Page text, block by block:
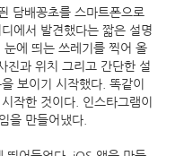
담배꽁초를 스마트폰으로
에서 발견했다는 짧은 설명
에 띄는 쓰레기를 찍어 올
진과 위치 그리고 간단한 설
보이기 시작했다. 똑같이
작한 것이다. 인스타그램이
을 만들어냈다.